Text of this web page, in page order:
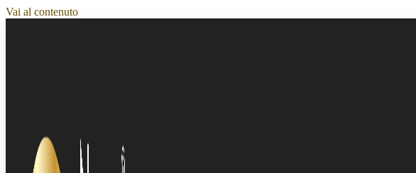
Vai al contenuto